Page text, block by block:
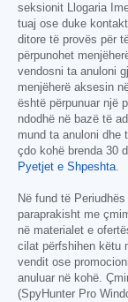
seksionit Llogaria
tuaj ose duke
ditore të provës për
përpunohet
vendosni ta anuloni
menjëherë aksesin
është përpunuar një
ndodhë në bazë të
mund ta anuloni dhe
çdo kohë brenda 30
Pyetjet e Shpeshta.
Në fund të
paraprakisht me
në materialet e
cilat përfshihen këtu
vendit ose
anuluar në kohë.
(SpyHunter Pro